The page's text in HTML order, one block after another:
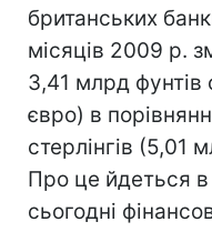
британських
місяців 2009 р.
3,41 млрд фунтів
євро) в
стерлінгів (5,01
Про це йдеться
сьогодні